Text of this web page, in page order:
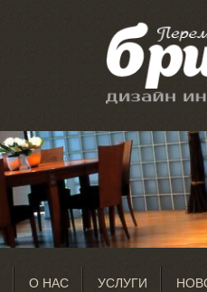
О НАС УСЛУГИ